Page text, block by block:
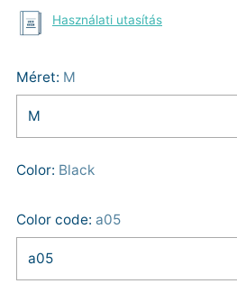
Használati utasítás
Méret: M
Color: Black
Color code: a05